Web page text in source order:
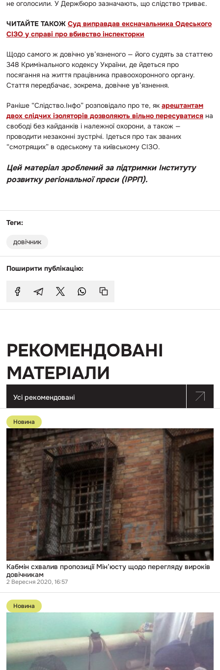
не оголосили. У Держбюро зазначають, що слідство триває.
ЧИТАЙТЕ ТАКОЖ Суд виправдав ексначальника Одеського
СІЗО у справі про вбивство інспекторки
Щодо самого ж довічно ув’язненого — його судять за статтею
348 Кримінального кодексу України, де йдеться про
посягання на життя працівника правоохоронного органу.
Стаття передбачає, зокрема, довічне ув’язнення.
Раніше “Слідство.Інфо” розповідало про те, як арештантам
двох слідчих ізоляторів дозволяють вільно пересуватися на
свободі без кайданків і належної охорони, а також —
проводити незаконні зустрічі. Ідеться про так званих
“смотрящих” в одеському та київському СІЗО.
Цей матеріал зроблений за підтримки Інституту
розвитку регіональної преси (ІРРП).
Теги:
довічник
Поширити публікацію:
РЕКОМЕНДОВАНІ
МАТЕРІАЛИ
Усі рекомендовані
Перейти
до
публікації
Кабмін
схвалив
пропозиції
Мін’юсту
щодо
перегляду
вироків
довічникам
Новина
Кабмін схвалив пропозиції Мін’юсту щодо перегляду вироків
довічникам
2 Вересня 2020, 16:57
Перейти
до
публікації
ОРДЛО
просять
Новина